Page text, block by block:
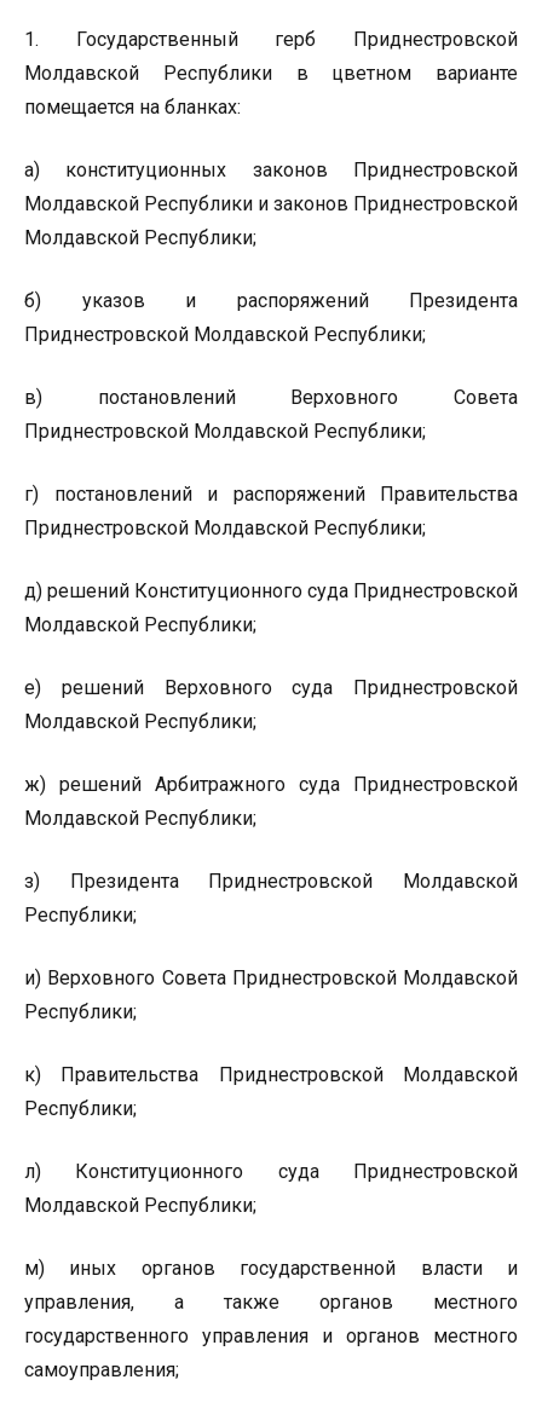
1. Государственный герб Приднестровской
Молдавской Республики в цветном варианте
помещается на бланках:
а) конституционных законов Приднестровской
Молдавской Республики и законов Приднестровской
Молдавской Республики;
б) указов и распоряжений Президента
Приднестровской Молдавской Республики;
в) постановлений Верховного Совета
Приднестровской Молдавской Республики;
г) постановлений и распоряжений Правительства
Приднестровской Молдавской Республики;
д) решений Конституционного суда Приднестровской
Молдавской Республики;
е) решений Верховного суда Приднестровской
Молдавской Республики;
ж) решений Арбитражного суда Приднестровской
Молдавской Республики;
з) Президента Приднестровской Молдавской
Республики;
и) Верховного Совета Приднестровской Молдавской
Республики;
к) Правительства Приднестровской Молдавской
Республики;
л) Конституционного суда Приднестровской
Молдавской Республики;
м) иных органов государственной власти и
управления, а также органов местного
государственного управления и органов местного
самоуправления;